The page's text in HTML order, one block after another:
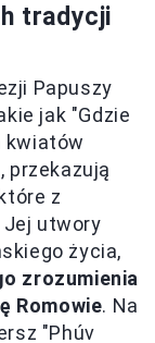
tradycji
Papuszy
jak "Gdzie
kwiatów
przekazują
z
Jej utwory
życia,
zrozumienia
Romowie. Na
"Phúv